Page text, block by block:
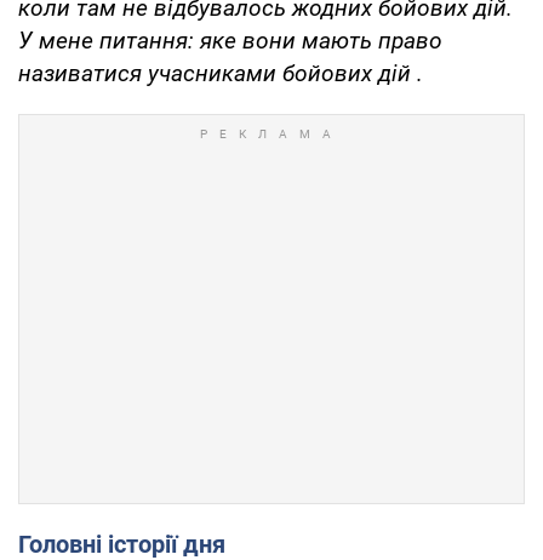
коли там не відбувалось жодних бойових дій.
У мене питання: яке вони мають право
називатися учасниками бойових дій .
Головні історії дня